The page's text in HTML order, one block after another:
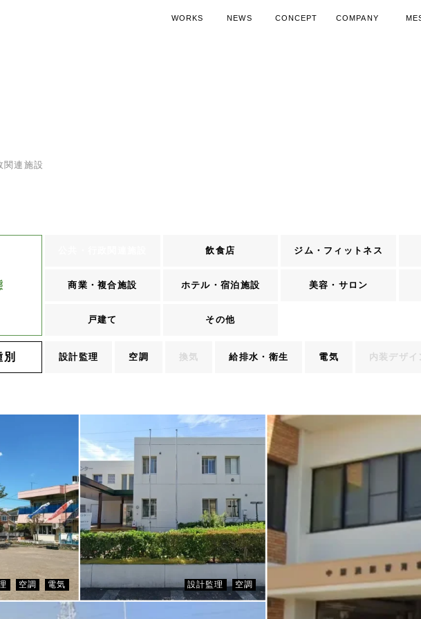
WORKS
NEWS
CONCEPT
COMPANY
関連施設
飲食店 ジム・フィットネス
商業・複合施設 ホテル・宿泊施設 美容・サロン
戸建て その他
設計監理 空調 換気 給排水・衛生 電気 内装デザイ
ヶ丘保育園
空調 電気
CLIENT
かわさき健康づくりセンター
設計監理 空調